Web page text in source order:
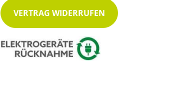
VERTRAG WIDERRUFEN